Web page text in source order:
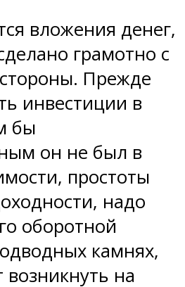
вложения денег,
грамотно с
Прежде
инвестиции в
бы
он не был в
простоты
надо
оборотной
камнях,
возникнуть на